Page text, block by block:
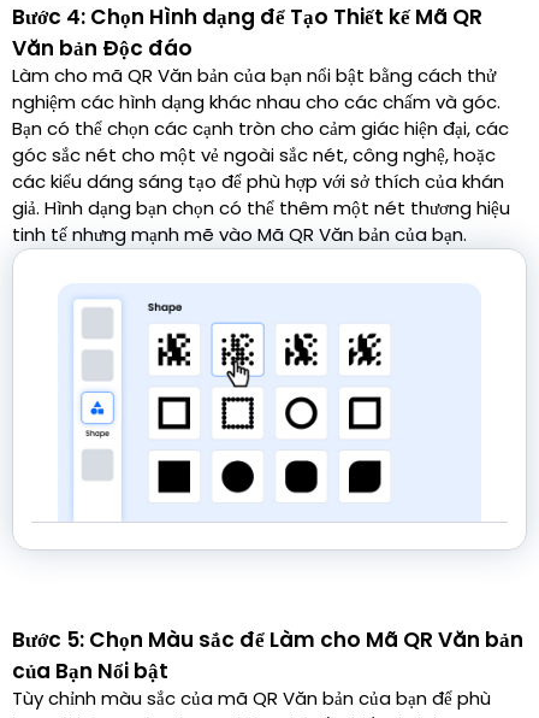
Bước 4: Chọn Hình dạng để Tạo Thiết kế Mã QR
Văn bản Độc đáo
Làm cho mã QR Văn bản của bạn nổi bật bằng cách thử
nghiệm các hình dạng khác nhau cho các chấm và góc.
Bạn có thể chọn các cạnh tròn cho cảm giác hiện đại, các
góc sắc nét cho một vẻ ngoài sắc nét, công nghệ, hoặc
các kiểu dáng sáng tạo để phù hợp với sở thích của khán
giả. Hình dạng bạn chọn có thể thêm một nét thương hiệu
tinh tế nhưng mạnh mẽ vào Mã QR Văn bản của bạn.
Bước 5: Chọn Màu sắc để Làm cho Mã QR Văn bản
của Bạn Nổi bật
Tùy chỉnh màu sắc của mã QR Văn bản của bạn để phù